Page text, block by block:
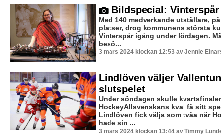
Bildspecial: Vinterspår
Med 140 medverkande utställare,
platser, drog kommunens största
Vinterspår igång under lördagen.
besö...
3 mars 2024 klockan 12:53 av Jennie
Lindlöven väljer
slutspelet
Under söndagen skulle
HockeyAllsvenskans kval få sitt
Lindlöven fick välja som tvåa när
hade sin ...
3 mars 2024 klockan 13:44 av Timmy